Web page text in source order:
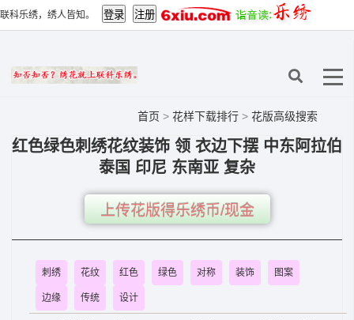
联科乐绣，绣人皆知。
首页 > 花样下载排行 > 花版高级搜索
红色绿色刺绣花纹装饰 领 衣边下摆 中东阿拉伯
泰国 印尼 东南亚 复杂
上传花版得乐绣币/现金
刺绣 花纹 红色 绿色 对称 装饰 图案
边缘 传统 设计